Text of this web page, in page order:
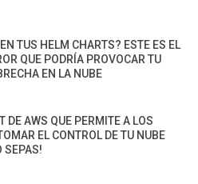
TUS HELM CHARTS? ESTE ES EL
QUE PODRÍA PROVOCAR TU
EN LA NUBE
DE AWS QUE PERMITE A LOS
EL CONTROL DE TU NUBE
SEPAS!